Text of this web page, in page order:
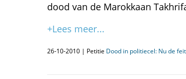
dood van de Marokkaan
+Lees meer...
26-10-2010 | Petitie Dood in politiecel: Nu de